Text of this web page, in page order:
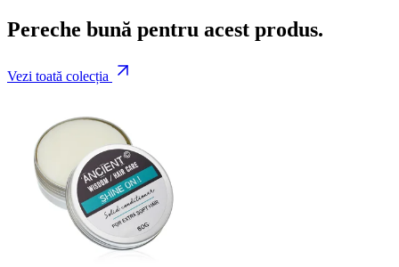
Pereche bună pentru acest produs.
Vezi toată colecția